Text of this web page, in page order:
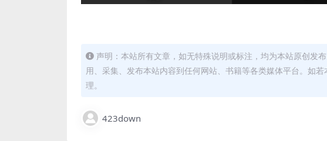
声明：本站所有文章，如无特殊说明或标注，均为本站原创发
用、采集、发布本站内容到任何网站、书籍等各类媒体平台。如
理。
423down